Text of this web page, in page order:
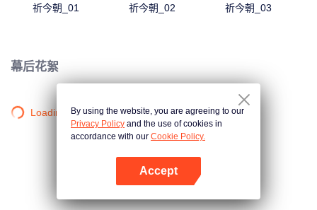
祈今朝_01 祈今朝_02 祈今朝_03
幕后花絮
Loading…By using the website, you are agreeing to our
Privacy Policy and the use of cookies in
accordance with our Cookie Policy.
Accept